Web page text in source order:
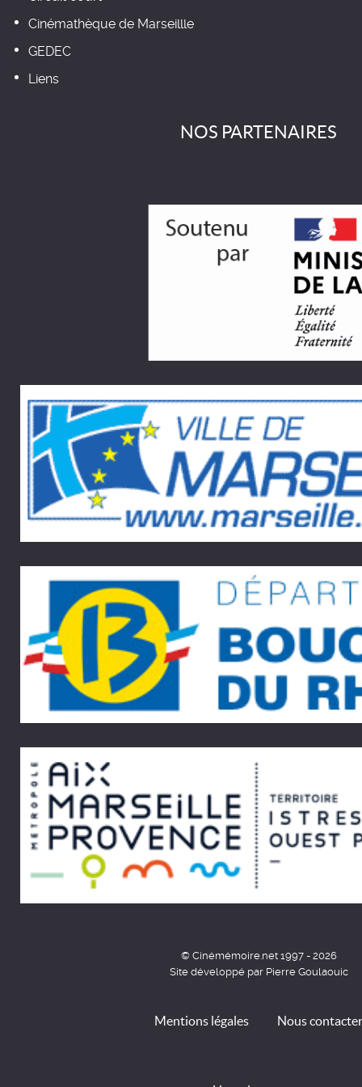
Cinémathèque de Marseillle
GEDEC
Liens
NOS PARTENAIRES
© Cinémémoire.net 1997 - 2026
Site développé par Pierre Goulaouic
Mentions légales Nous contacter